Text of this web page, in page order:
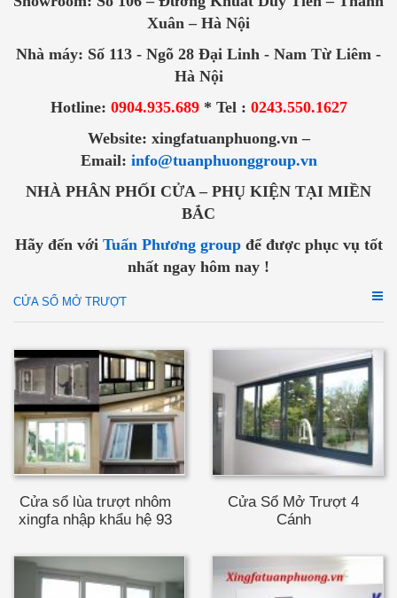
Xuân – Hà Nội
Nhà máy: Số 113 - Ngõ 28 Đại Linh - Nam Từ Liêm -
Hà Nội
Hotline: 0904.935.689* Tel : 0243.550.1627
Website: xingfatuanphuong.vn –
Email: info@tuanphuonggroup.vn
NHÀ PHÂN PHỐI CỬA – PHỤ KIỆN TẠI MIỀN
BẮC
Hãy đến với Tuấn Phương groupđể được phục vụ tốt
nhất ngay hôm nay !
CỬA SỔ MỞ TRƯỢT
Cửa sổ lùa trượt nhôm
xingfa nhập khẩu hệ 93
Cửa Sổ Mở Trượt 4
Cánh